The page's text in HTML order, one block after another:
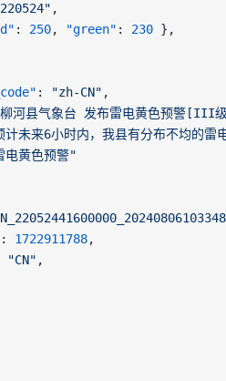
,
: 250, "green" : 230 },
: "zh-CN" ,
河县气象台 发布雷电黄色预警[III
计未来6小时内，我县有分布不均的雷
电黄色预警"
: 1722911788,
"CN" ,